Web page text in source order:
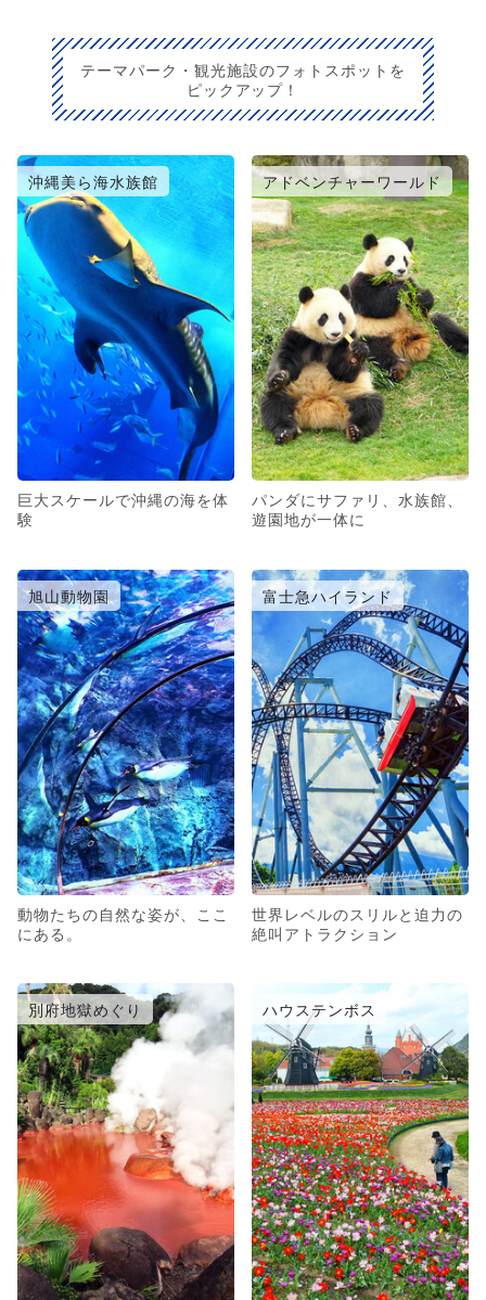
テーマパーク・観光施設のフォトスポットを
ピックアップ！
沖縄美ら海水族館
巨大スケールで沖縄の海を体
験
アドベンチャーワールド
パンダにサファリ、水族館、
遊園地が一体に
旭山動物園
動物たちの自然な姿が、ここ
にある。
富士急ハイランド
世界レベルのスリルと迫力の
絶叫アトラクション
別府地獄めぐり ハウステンボス